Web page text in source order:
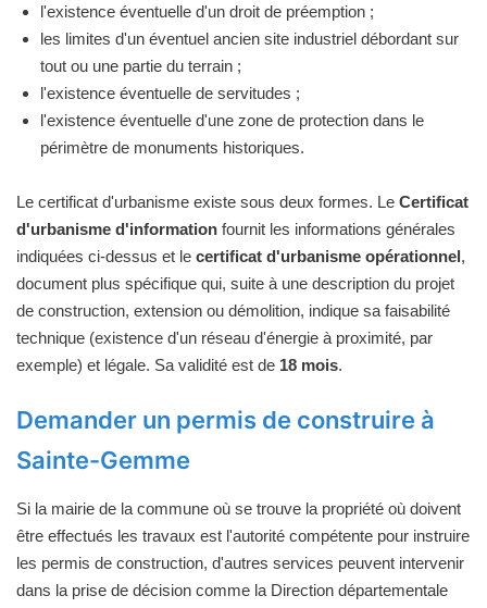
l'existence éventuelle d'un droit de préemption ;
les limites d'un éventuel ancien site industriel débordant sur
tout ou une partie du terrain ;
l'existence éventuelle de servitudes ;
l'existence éventuelle d'une zone de protection dans le
périmètre de monuments historiques.
Le certificat d'urbanisme existe sous deux formes. Le Certificat
d'urbanisme d'information fournit les informations générales
indiquées ci-dessus et le certificat d'urbanisme opérationnel,
document plus spécifique qui, suite à une description du projet
de construction, extension ou démolition, indique sa faisabilité
technique (existence d'un réseau d'énergie à proximité, par
exemple) et légale. Sa validité est de 18 mois.
Demander un permis de construire à
Sainte-Gemme
Si la mairie de la commune où se trouve la propriété où doivent
être effectués les travaux est l'autorité compétente pour instruire
les permis de construction, d'autres services peuvent intervenir
dans la prise de décision comme la Direction départementale